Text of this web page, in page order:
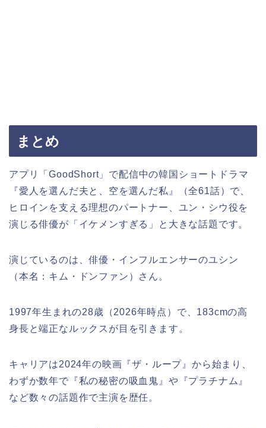
まとめ
アプリ「GoodShort」で配信中の韓国ショートドラマ
『愛人を選んだ夫と、空を選んだ私』（全61話）で、
ヒロインを支える理想のパートナー、ユン・シウ役を
演じる俳優が「イケメンすぎる」と大きな話題です。
演じているのは、俳優・インフルエンサーのユシン
（本名：キム・ドンファン）さん。
1997年生まれの28歳（2026年時点）で、183cmの高
身長と端正なルックスが目を引きます。
キャリアは2024年の映画『ザ・ループ』から始まり、
わずか数年で『私の秘密の吸血鬼』や『プラチナム』
など数々の話題作で主演を歴任。